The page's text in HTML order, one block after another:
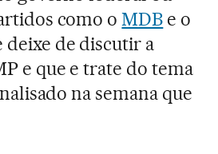
como oMDB e o
deixe de discutir a
e que e trate do tema
na semana que